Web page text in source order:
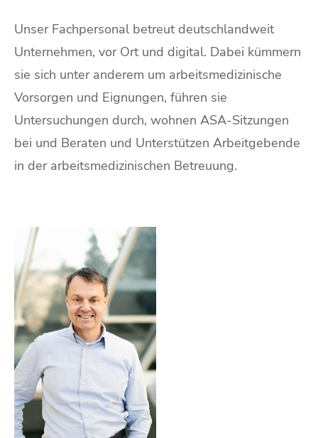
Unser Fachpersonal betreut deutschlandweit
Unternehmen, vor Ort und digital. Dabei kümmern
sie sich unter anderem um arbeitsmedizinische
Vorsorgen und Eignungen, führen sie
Untersuchungen durch, wohnen ASA-Sitzungen
bei und Beraten und Unterstützen Arbeitgebende
in der arbeitsmedizinischen Betreuung.